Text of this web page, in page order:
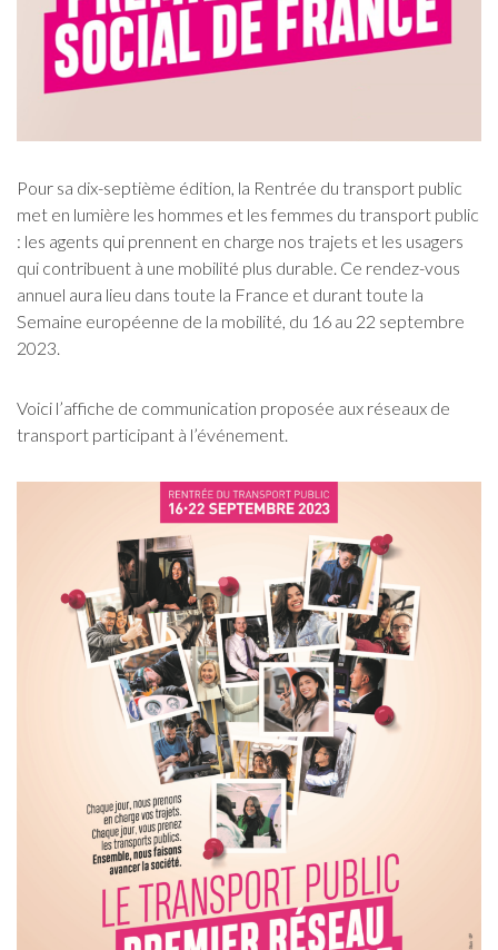
Pour sa dix-septième édition, la Rentrée du transport public
met en lumière les hommes et les femmes du transport public
: les agents qui prennent en charge nos trajets et les usagers
qui contribuent à une mobilité plus durable. Ce rendez-vous
annuel aura lieu dans toute la France et durant toute la
Semaine européenne de la mobilité, du 16 au 22 septembre
2023.
Voici l’affiche de communication proposée aux réseaux de
transport participant à l’événement.